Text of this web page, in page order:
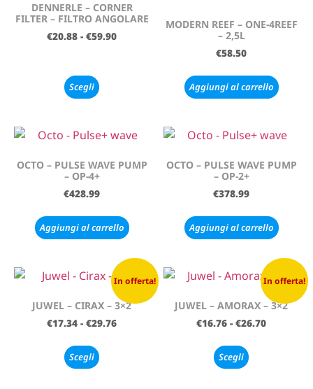
DENNERLE – CORNER
FILTER – FILTRO ANGOLARE
€20.88 - €59.90
Scegli
MODERN REEF – ONE-4REEF
– 2,5L
€58.50
Aggiungi al carrello
OCTO – PULSE WAVE PUMP
– OP-4+
€428.99
Aggiungi al carrello
OCTO – PULSE WAVE PUMP
– OP-2+
€378.99
Aggiungi al carrello
In offerta!
JUWEL – CIRAX – 3×2
€17.34 - €29.76
Scegli
In offerta!
JUWEL – AMORAX – 3×2
€16.76 - €26.70
Scegli